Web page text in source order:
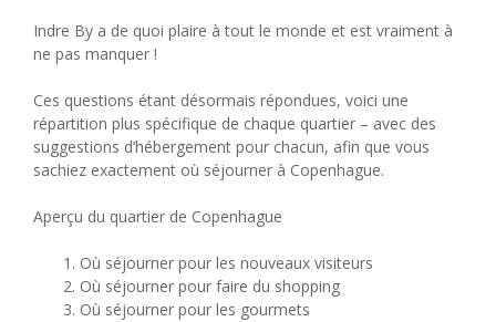
Indre By a de quoi plaire à tout le monde et est vraiment à
ne pas manquer !
Ces questions étant désormais répondues, voici une
répartition plus spécifique de chaque quartier – avec des
suggestions d’hébergement pour chacun, afin que vous
sachiez exactement où séjourner à Copenhague.
Aperçu du quartier de Copenhague
Où séjourner pour les nouveaux visiteurs
Où séjourner pour faire du shopping
Où séjourner pour les gourmets